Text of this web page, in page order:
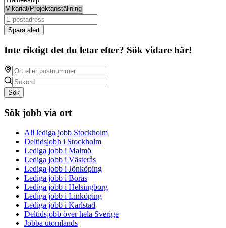
Spara alert
Inte riktigt det du letar efter? Sök vidare här!
Sök
Sök jobb via ort
All lediga jobb Stockholm
Deltidsjobb i Stockholm
Lediga jobb i Malmö
Lediga jobb i Västerås
Lediga jobb i Jönköping
Lediga jobb i Borås
Lediga jobb i Helsingborg
Lediga jobb i Linköping
Lediga jobb i Karlstad
Deltidsjobb över hela Sverige
Jobba utomlands